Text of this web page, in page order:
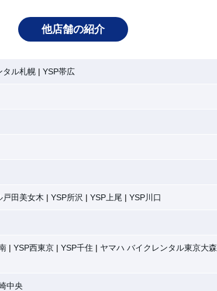
他店舗の紹介
タル札幌 YSP帯広
戸田美女木 YSP所沢 YSP上尾 YSP川口
YSP西東京 YSP千住 ヤマハ バイクレンタル東京大森
中央